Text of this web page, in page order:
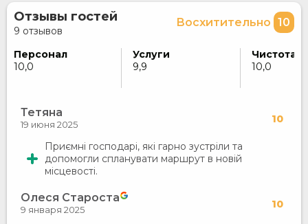
Отзывы гостей
9 отзывов
Восхитительно 10
Персонал
10,0
Услуги
9,9
Чистота
10,0
Тетяна 10
19 июня 2025
Приємні господарі, які гарно зустріли та
допомогли спланувати маршрут в новій
місцевості.
Олеся Староста 10
9 января 2025